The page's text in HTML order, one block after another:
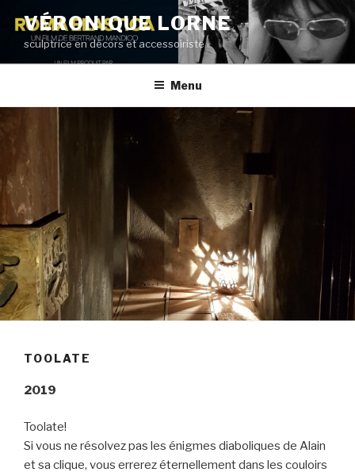
contenu
principal
VÉRONIQUE LORNE
sculptrice en décors et accessoiriste
Menu
TOOLATE
2019
Toolate!
Si vous ne résolvez pas les énigmes diaboliques de Alain
et sa clique, vous errerez éternellement dans les couloirs